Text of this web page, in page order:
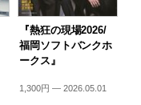
『熱狂の現場2026/
福岡ソフトバンクホ
ークス』
1,300円 — 2026.05.01